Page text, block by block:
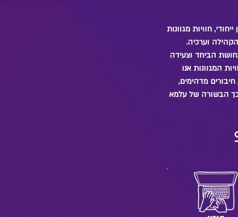
חוויות מגוונות
וערכיה.
הביחד וצעידה
המגוונות אנו
מדהימים,
הבשורה של עלמא